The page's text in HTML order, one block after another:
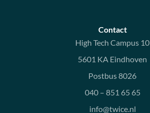
Contact
High Tech Campus 10
5601 KA Eindhoven
Postbus 8026
040 – 851 65 65
info@twice.nl